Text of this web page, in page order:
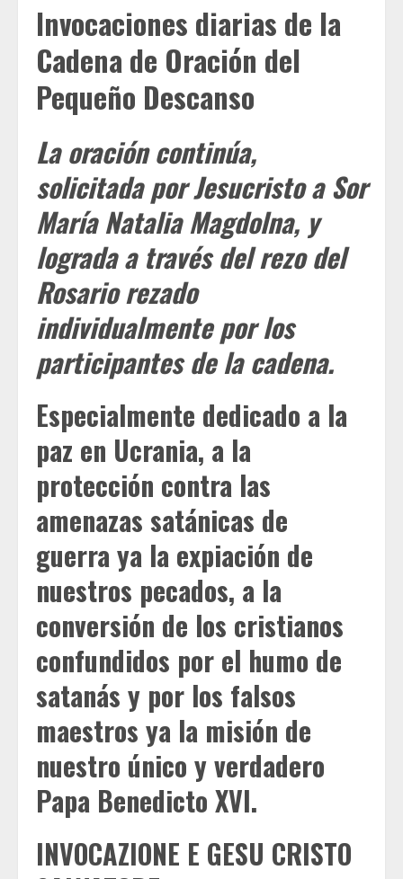
Invocaciones diarias de la
Cadena de Oración del
Pequeño Descanso
La oración continúa,
solicitada por Jesucristo a Sor
María Natalia Magdolna, y
lograda a través del rezo del
Rosario rezado
individualmente por los
participantes de la cadena.
Especialmente dedicado a la
paz en Ucrania, a la
protección contra las
amenazas satánicas de
guerra ya la expiación de
nuestros pecados, a la
conversión de los cristianos
confundidos por el humo de
satanás y por los falsos
maestros ya la misión de
nuestro único y verdadero
Papa Benedicto XVI.
INVOCAZIONE E GESU CRISTO